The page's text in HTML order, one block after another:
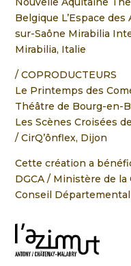
Belgique L’Espace
sur-Saône Mirabilia
Mirabilia, Italie
/ COPRODUCTEURS
Le Printemps des
Théâtre de Bourg-en-
Les Scènes Croisées
/ CirQ’ônflex, Dijon
Cette création a
DGCA / Ministère de la
Conseil